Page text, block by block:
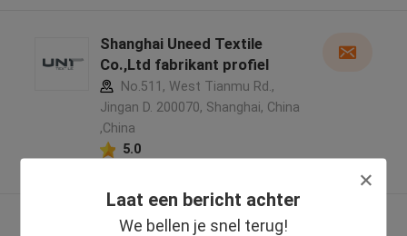
Laat een bericht achter
We bellen je snel terug!
Shanghai Uneed Textile
Co.,Ltd fabrikant profiel
No.511, West Tianmu Rd.,
Jingan D. 200070, Shanghai, China
,China
5.0
Bekijk meer